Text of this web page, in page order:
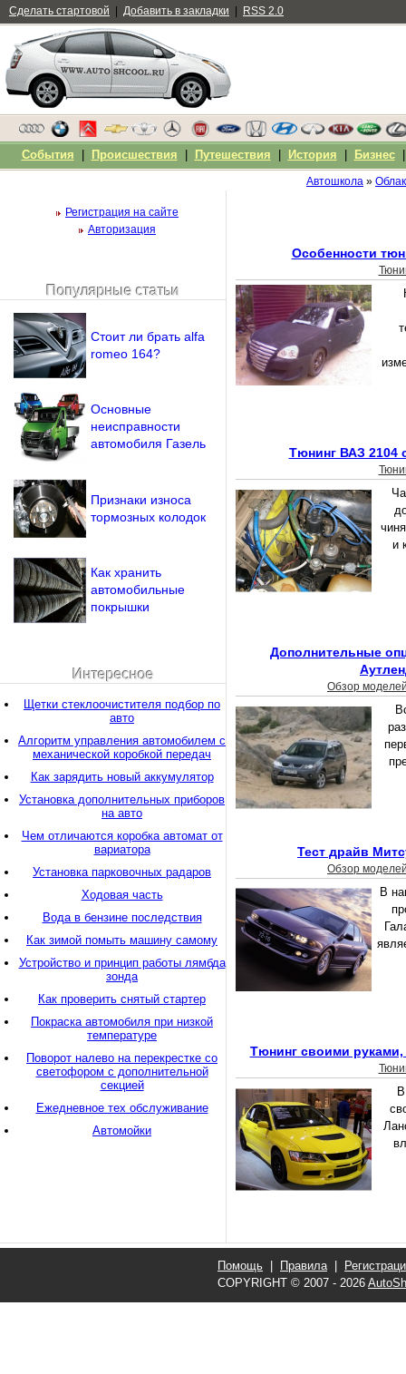
Автошкола »
Особенности
Тюнинг ВАЗ 2104
и
Дополнительные
Обзор
Тест драйв
Обзор
В
Тюнинг своими
Регистрация на сайте
Авторизация
Напомнить пароль?
Популярные статьи
Стоит ли брать alfa
romeo 164?
Основные
неисправности
автомобиля Газель
Признаки износа
тормозных колодок
Как хранить
автомобильные
покрышки
Интересное
Щетки стеклоочистителя подбор по
авто
Алгоритм управления автомобилем с
механической коробкой передач
Как зарядить новый аккумулятор
Установка дополнительных приборов
на авто
Чем отличаются коробка автомат от
вариатора
Установка парковочных радаров
Ходовая часть
Вода в бензине последствия
Как зимой помыть машину самому
Устройство и принцип работы лямбда
зонда
Как проверить снятый стартер
Покраска автомобиля при низкой
температуре
Поворот налево на перекрестке со
светофором с дополнительной
секцией
Ежедневное тех обслуживание
Автомойки
Сделать стартовой Добавить в закладки RSS 2.0
События Происшествия Путешествия История Бизнес
Помощь Правила|
COPYRIGHT © 2007 - 2026